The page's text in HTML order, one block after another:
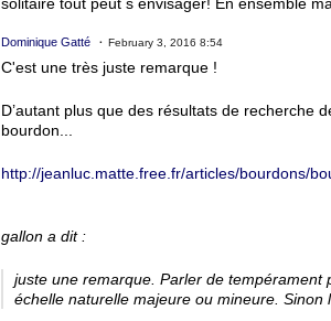
Dominique Gatté February 3, 2016 8:54
C'est une très juste remarque !
D’autant plus que des résultats de recherche
bourdon...
http://jeanluc.matte.free.fr/articles/bourdons/
gallon a dit :
juste une remarque. Parler de
échelle naturelle majeure ou mineure.